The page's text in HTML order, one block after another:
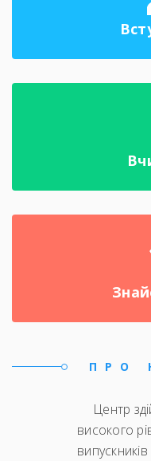
ПРО
Центр
високого